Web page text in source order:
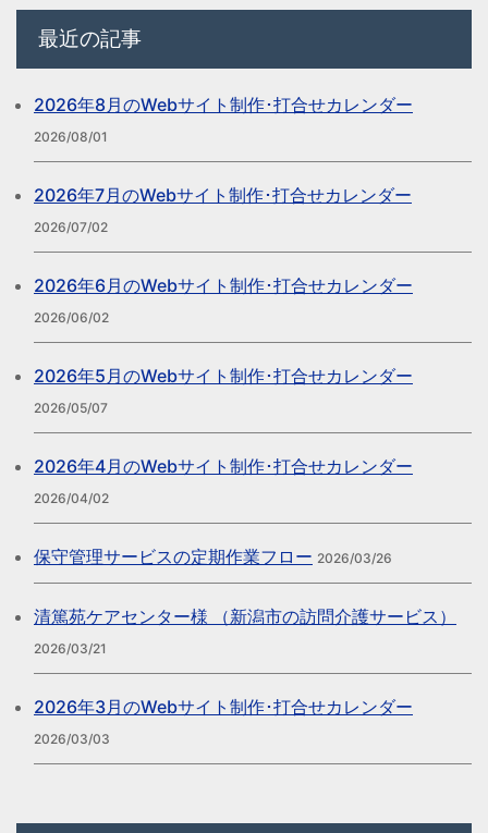
最近の記事
2026年8月のWebサイト制作･打合せカレンダー
2026/08/01
2026年7月のWebサイト制作･打合せカレンダー
2026/07/02
2026年6月のWebサイト制作･打合せカレンダー
2026/06/02
2026年5月のWebサイト制作･打合せカレンダー
2026/05/07
2026年4月のWebサイト制作･打合せカレンダー
2026/04/02
保守管理サービスの定期作業フロー 2026/03/26
清篤苑ケアセンター様 （新潟市の訪問介護サービス）
2026/03/21
2026年3月のWebサイト制作･打合せカレンダー
2026/03/03